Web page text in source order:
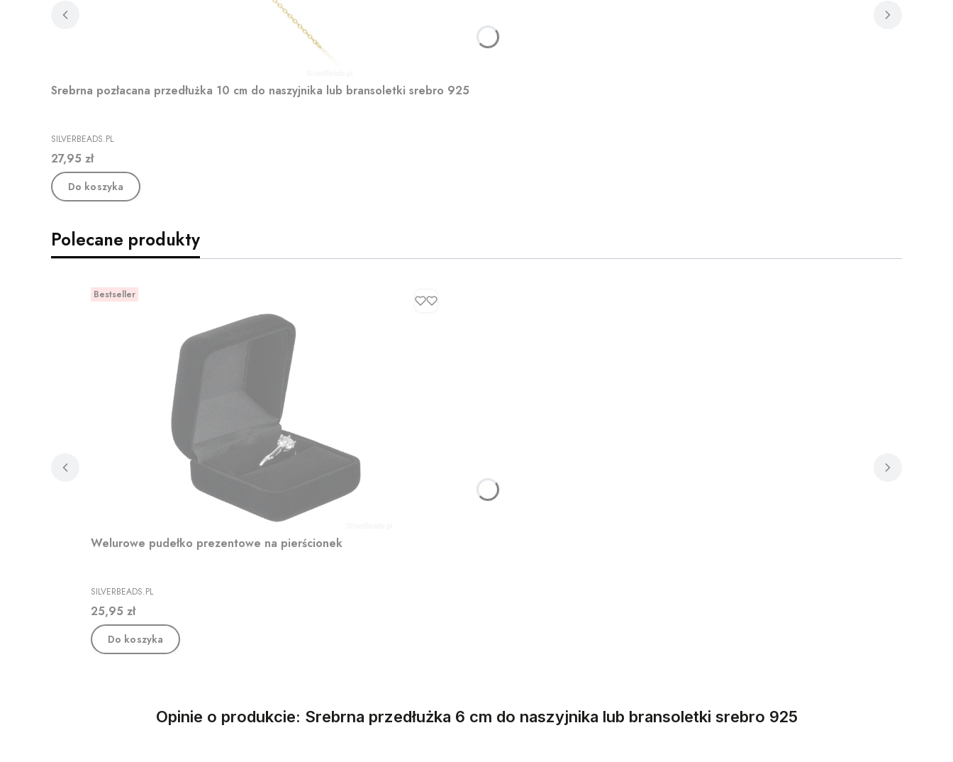
Srebrna pozłacana przedłużka 10 cm do naszyjnika lub bransoletki srebro 925
PRODUCENT
SILVERBEADS.PL
Cena
27,95 zł
Do koszyka
Polecane produkty
Bestseller
Welurowe pudełko prezentowe na pierścionek
PRODUCENT
SILVERBEADS.PL
Cena
25,95 zł
Do koszyka
Opinie o produkcie: Srebrna przedłużka 6 cm do naszyjnika lub bransoletki srebro 925